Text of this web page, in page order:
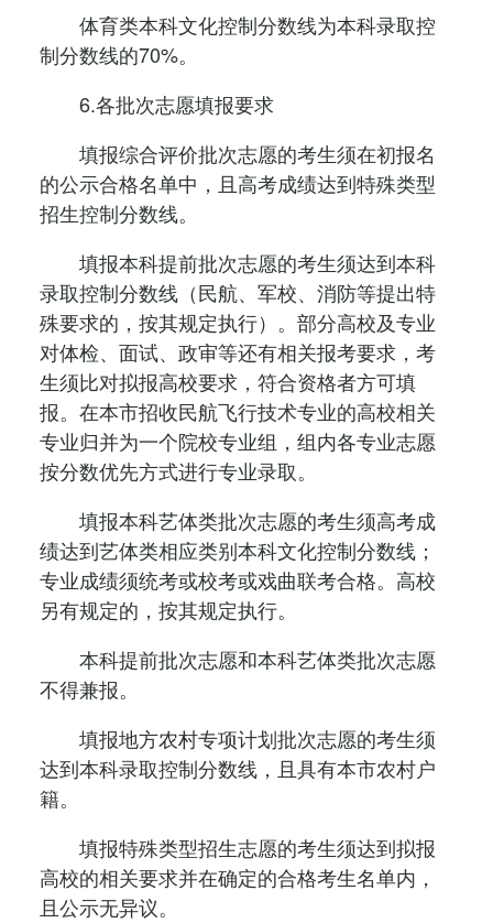
体育类本科文化控制分数线为本科录取控
制分数线的70%。
6.各批次志愿填报要求
填报综合评价批次志愿的考生须在初报名
的公示合格名单中，且高考成绩达到特殊类型
招生控制分数线。
填报本科提前批次志愿的考生须达到本科
录取控制分数线（民航、军校、消防等提出特
殊要求的，按其规定执行）。部分高校及专业
对体检、面试、政审等还有相关报考要求，考
生须比对拟报高校要求，符合资格者方可填
报。在本市招收民航飞行技术专业的高校相关
专业归并为一个院校专业组，组内各专业志愿
按分数优先方式进行专业录取。
填报本科艺体类批次志愿的考生须高考成
绩达到艺体类相应类别本科文化控制分数线；
专业成绩须统考或校考或戏曲联考合格。高校
另有规定的，按其规定执行。
本科提前批次志愿和本科艺体类批次志愿
不得兼报。
填报地方农村专项计划批次志愿的考生须
达到本科录取控制分数线，且具有本市农村户
籍。
填报特殊类型招生志愿的考生须达到拟报
高校的相关要求并在确定的合格考生名单内，
且公示无异议。